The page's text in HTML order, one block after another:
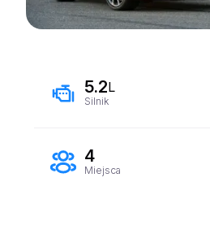
5.2L
Silnik
4
Miejsca